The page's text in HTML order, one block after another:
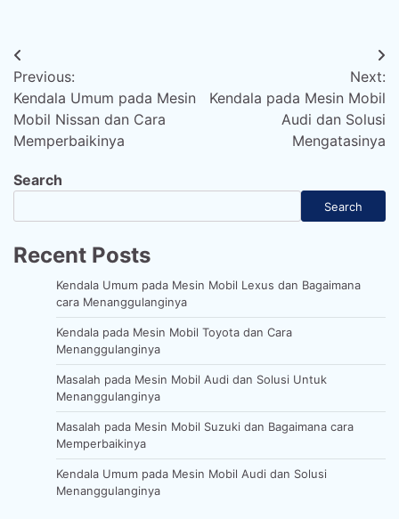
Post
navigation
Previous:
Kendala Umum pada Mesin
Mobil Nissan dan Cara
Memperbaikinya
Next:
Kendala pada Mesin Mobil
Audi dan Solusi
Mengatasinya
Search
Search
Recent Posts
Kendala Umum pada Mesin Mobil Lexus dan Bagaimana
cara Menanggulanginya
Kendala pada Mesin Mobil Toyota dan Cara
Menanggulanginya
Masalah pada Mesin Mobil Audi dan Solusi Untuk
Menanggulanginya
Masalah pada Mesin Mobil Suzuki dan Bagaimana cara
Memperbaikinya
Kendala Umum pada Mesin Mobil Audi dan Solusi
Menanggulanginya